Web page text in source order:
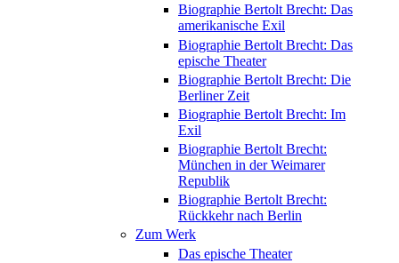
Biographie Bertolt Brecht: Das
amerikanische Exil
Biographie Bertolt Brecht: Das
epische Theater
Biographie Bertolt Brecht: Die
Berliner Zeit
Biographie Bertolt Brecht: Im
Exil
Biographie Bertolt Brecht:
München in der Weimarer
Republik
Biographie Bertolt Brecht:
Rückkehr nach Berlin
Zum Werk
Das epische Theater